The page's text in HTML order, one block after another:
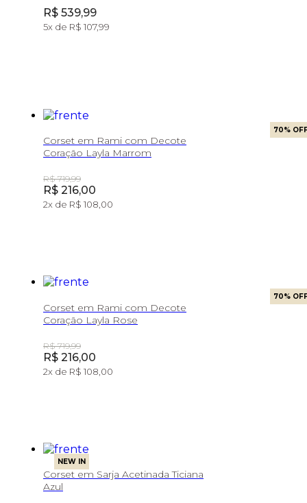
Price:
R$ 539,99
5x de R$ 107,99
Corset em Rami com Decote
Coração Layla Marrom
70%
Original Price:
R$ 719,99
Price:
R$ 216,00
2x de R$ 108,00
Corset em Rami com Decote
Coração Layla Rose
70%
Original Price:
R$ 719,99
Price:
R$ 216,00
2x de R$ 108,00
NEW IN
Corset em Sarja Acetinada Ticiana
Azul